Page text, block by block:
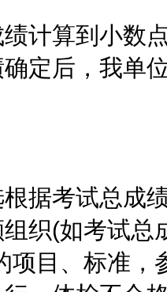
算到小数点
定后，我单
考试总成绩
织(如考试总
项目、标准，